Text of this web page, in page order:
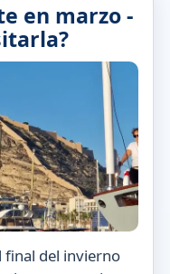
en marzo -
final del invierno